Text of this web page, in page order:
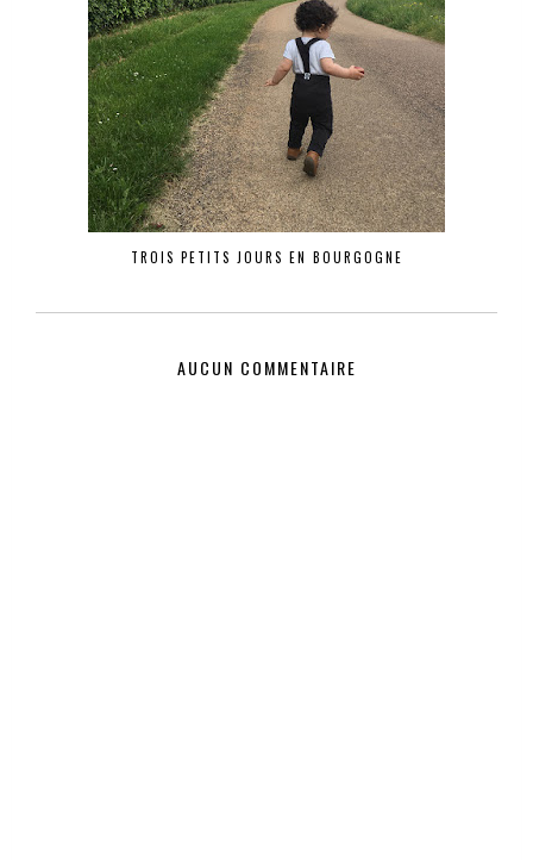
TROIS PETITS JOURS EN BOURGOGNE
AUCUN COMMENTAIRE